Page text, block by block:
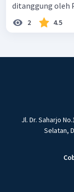
ditanggung oleh
2 4.5
Jl. Dr. Saharjo
Selatan,